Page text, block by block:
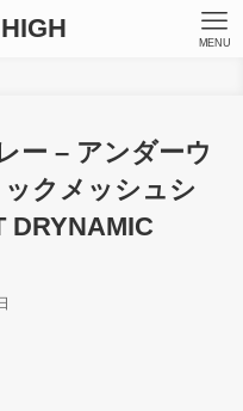
MENU
ー – アンダーウ
クメッシュシ
DRYNAMIC